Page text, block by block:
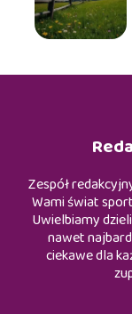
Zespół
Wami świat
Uwielbiamy
nawet
ciekawe dla